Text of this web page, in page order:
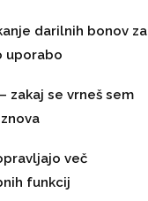
darilnih bonov za
uporabo
zakaj se vrneš sem
več
funkcij